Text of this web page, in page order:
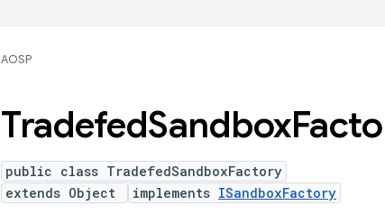
AOSP
TradefedSandbox
public class TradefedSandboxFactory
extends Object
implements ISandboxFactory